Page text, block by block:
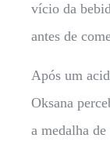
vício da
antes de
Após um
Oksana
a medalha